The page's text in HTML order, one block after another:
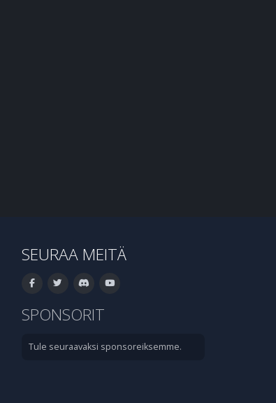
SEURAA MEITÄ
SPONSORIT
Tule seuraavaksi sponsoreiksemme.